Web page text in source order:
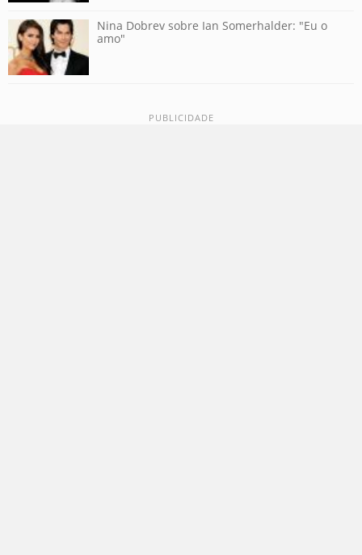
Nina Dobrev sobre Ian Somerhalder: "Eu o
amo"